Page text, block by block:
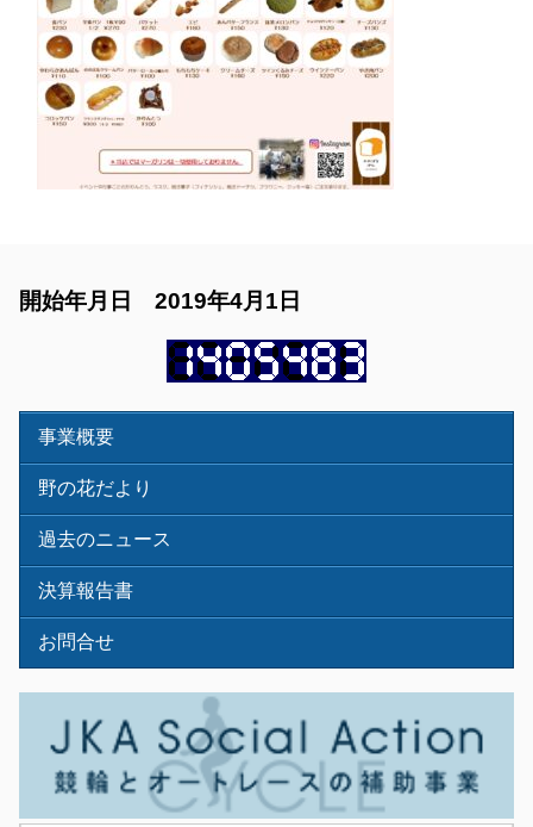
開始年月日 2019年4月1日
事業概要
野の花だより
過去のニュース
決算報告書
お問合せ